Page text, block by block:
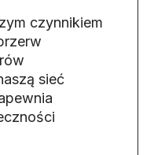
czynnikiem
sieć